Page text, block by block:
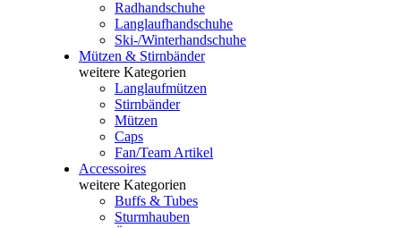
Radhandschuhe
Langlaufhandschuhe
Ski-/Winterhandschuhe
Mützen & Stirnbänder
weitere Kategorien
Langlaufmützen
Stirnbänder
Mützen
Caps
Fan/Team Artikel
Accessoires
weitere Kategorien
Buffs & Tubes
Sturmhauben